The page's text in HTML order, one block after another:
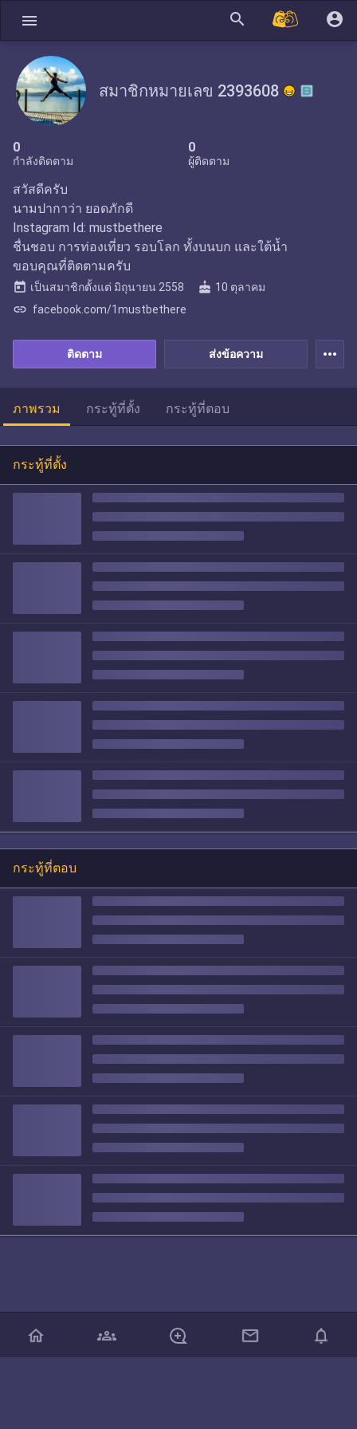
menu search account_circle
สมาชิกหมายเลข 2393608
0
กำลังติดตาม
0
ผู้ติดตาม
ส่งข้อความ
ติดตาม
สวัสดีครับ
นามปากาว่า ยอดภักดี
Instagram Id: mustbethere
ชื่นชอบ การท่องเที่ยว รอบโลก ทั้งบนบก และใต้น้ำ
ขอบคุณที่ติดตามครับ
today เป็นสมาชิกตั้งแต่ มิถุนายน 2558 cake 10 ตุลาคม
link facebook.com/1mustbethere
more_horiz
ภาพรวม กระทู้ที่ตั้ง กระทู้ที่ตอบ
กระทู้ที่ตั้ง
กระทู้ที่ตอบ